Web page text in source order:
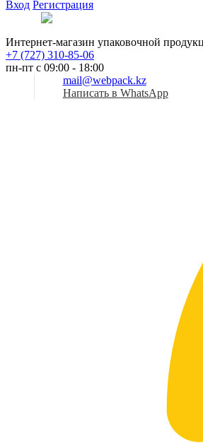
Вход Регистрация
Интернет-магазин упаковочной
+7 (727) 310-85-06
пн-пт с 09:00 - 18:00
mail@webpack.kz
Написать в WhatsApp